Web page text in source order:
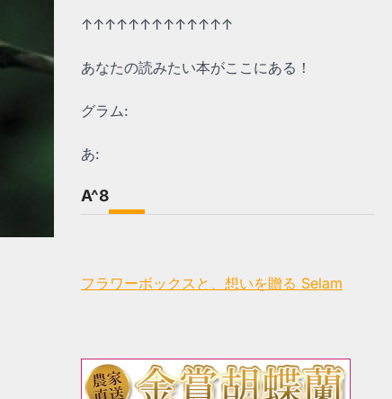
↑↑↑↑↑↑↑↑↑↑↑↑↑
あなたの読みたい本がここにある！
グラム:
あ:
A^8
フラワーボックスと、想いを贈る Selam